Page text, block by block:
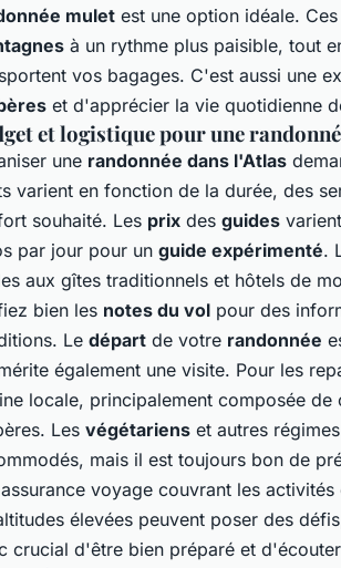
mulet est une option idéale.
à un rythme plus paisible, tout
vos bagages. C'est aussi une
et d'apprécier la vie quotidienne
et logistique pour une
une randonnée dans l'Atlas
varient en fonction de la durée, des
souhaité. Les prix des guides
par jour pour un guide expérimenté.
aux gîtes traditionnels et hôtels de
bien les notes du vol pour des
Le départ de votre randonnée
également une visite. Pour les
locale, principalement composée de
. Les végétariens et autres
mais il est toujours bon de
voyage couvrant les activités
élevées peuvent poser des
crucial d'être bien préparé et